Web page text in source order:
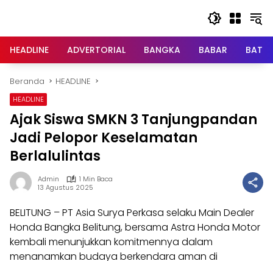
HEADLINE
ADVERTORIAL BANGKA BABAR
Beranda HEADLINE
HEADLINE
Ajak Siswa SMKN 3 Tanjungpandan
Jadi Pelopor Keselamatan
Berlalulintas
Admin
1 Min Baca
13 Agustus 2025
BELITUNG – PT Asia Surya Perkasa selaku Main Dealer
Honda Bangka Belitung, bersama Astra Honda Motor
kembali menunjukkan komitmennya dalam
menanamkan budaya berkendara aman di